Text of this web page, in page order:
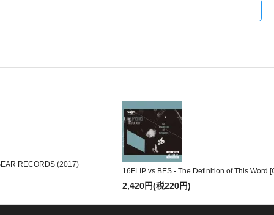
RECORDS (2017)
16FLIP vs BES - The Definition of This Word
2,420円(税220円)